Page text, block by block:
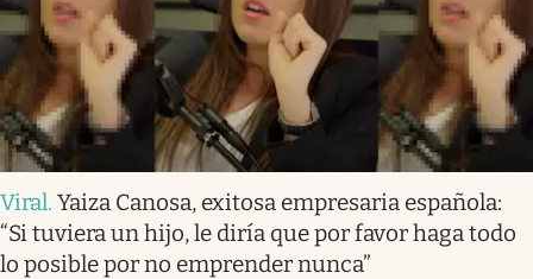
Viral. Yaiza Canosa, exitosa empresaria española:
“Si tuviera un hijo, le diría que por favor haga todo
lo posible por no emprender nunca”